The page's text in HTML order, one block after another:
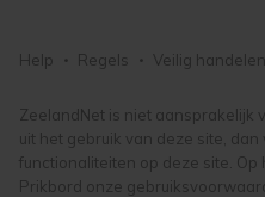
tuingereedschap
speelgoed
buitenspeelgoed
Help Regels Veilig handelen
ZeelandNet is niet aansprakelijk
uit het gebruik van deze site,
functionaliteiten op deze site. Op
Prikbord onze